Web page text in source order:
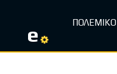
e ΠΟΛΕΜΙΚΟ